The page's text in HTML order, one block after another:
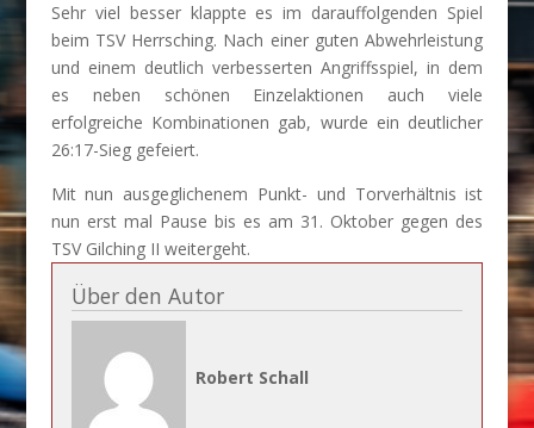
Sehr viel besser klappte es im darauffolgenden Spiel
beim TSV Herrsching. Nach einer guten Abwehrleistung
und einem deutlich verbesserten Angriffsspiel, in dem
es neben schönen Einzelaktionen auch viele
erfolgreiche Kombinationen gab, wurde ein deutlicher
26:17-Sieg gefeiert.
Mit nun ausgeglichenem Punkt- und Torverhältnis ist
nun erst mal Pause bis es am 31. Oktober gegen des
TSV Gilching II weitergeht.
Über den Autor
Robert Schall